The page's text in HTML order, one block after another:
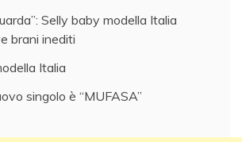
Selly baby modella Italia
brani inediti
Italia
singolo è “MUFASA”